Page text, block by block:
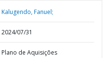
Kalugendo, Fanuel;
2024/07/31
Plano de Aquisições